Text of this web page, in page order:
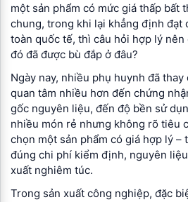
một sản phẩm có mức giá thấp bất
chung, trong khi lại khẳng định đạt
toàn quốc tế, thì câu hỏi hợp lý
đó đã được bù đắp ở đâu?
Ngày nay, nhiều phụ huynh đã
quan tâm nhiều hơn đến chứng
gốc nguyên liệu, đến độ bền sử
nhiều món rẻ nhưng không rõ tiêu
chọn một sản phẩm có giá hợp lý –
đúng chi phí kiểm định, nguyên
xuất nghiêm túc.
Trong sản xuất công nghiệp, đặc